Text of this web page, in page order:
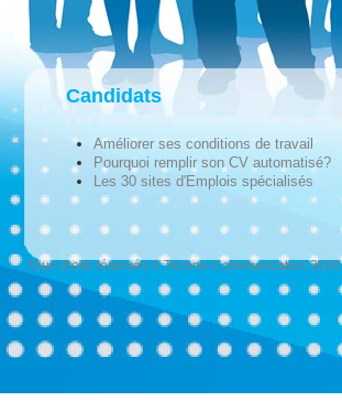
Candidats
Améliorer ses conditions de travail
Pourquoi remplir son CV automatisé?
Les 30 sites d'Emplois spécialisés
Tous droits réservés © Techno-Communication 2026